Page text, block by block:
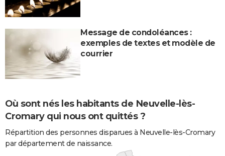
Message de condoléances :
exemples de textes et modèle de
courrier
Où sont nés les habitants de Neuvelle-lès-
Cromary qui nous ont quittés ?
Répartition des personnes disparues à Neuvelle-lès-Cromary
par département de naissance.